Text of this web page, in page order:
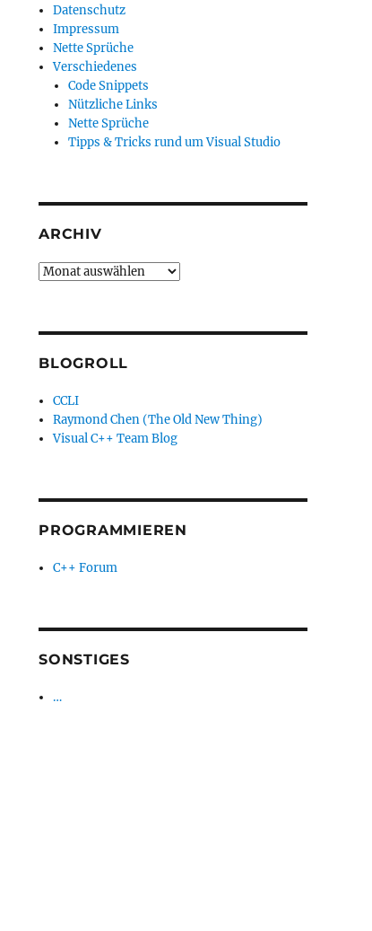
Datenschutz
Impressum
Nette Sprüche
Verschiedenes
Code Snippets
Nützliche Links
Nette Sprüche
Tipps & Tricks rund um Visual Studio
ARCHIV
Archiv
BLOGROLL
CCLI
Raymond Chen (The Old New Thing)
Visual C++ Team Blog
PROGRAMMIEREN
C++ Forum
SONSTIGES
…